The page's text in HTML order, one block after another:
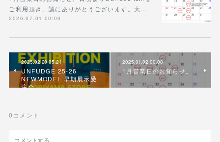
ご利用頂き、誠にありがとうございます。大…
2026.07.01 00:00
2025.02.20 05:21
UNFUDGE 25-26
NEWMODEL 早期展示受
注会
2025.01.02 00:00
1月営業日のお知らせ。
0 コメント